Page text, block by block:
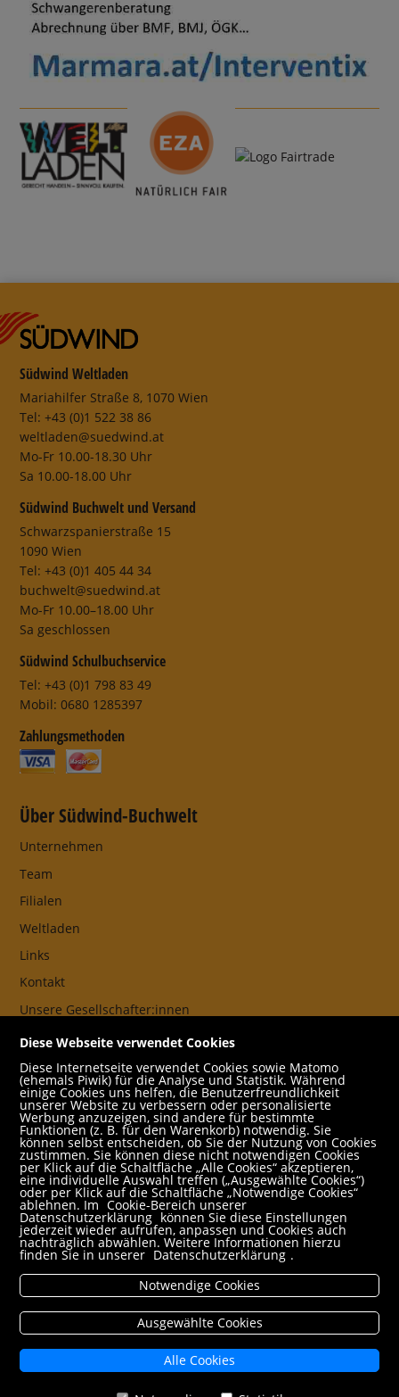
Südwind Weltladen
Mariahilfer Straße 8, 1070 Wien
Tel: +43 (0)1 522 38 86
weltladen@suedwind.at
Mo-Fr 10.00-18.30 Uhr
Sa 10.00-18.00 Uhr
Südwind Buchwelt und Versand
Schwarzspanierstraße 15
1090 Wien
Tel: +43 (0)1 405 44 34
buchwelt@suedwind.at
Mo-Fr 10.00–18.00 Uhr
Sa geschlossen
Südwind Schulbuchservice
Tel: +43 (0)1 798 83 49
Mobil: 0680 1285397
Zahlungsmethoden
Über Südwind-Buchwelt
Unternehmen
Team
Filialen
Weltladen
Links
Kontakt
Unsere Gesellschafter:innen
AGB
Impressum
Datenschutz- und Cookieerklärung
Freund:innen
Service
Jobs
Newsletter abonnieren
Schulbuchservice
Rund um den Einkauf
Versandbedingungen
Filialabholung
Erweiterte Suche
Mein Konto
Diese Webseite verwendet Cookies
Diese Internetseite verwendet Cookies sowie Matomo
(ehemals Piwik) für die Analyse und Statistik. Während
einige Cookies uns helfen, die Benutzerfreundlichkeit
unserer Website zu verbessern oder personalisierte
Werbung anzuzeigen, sind andere für bestimmte
Funktionen (z. B. für den Warenkorb) notwendig. Sie
können selbst entscheiden, ob Sie der Nutzung von Cookies
zustimmen. Sie können diese nicht notwendigen Cookies
per Klick auf die Schaltfläche „Alle Cookies“ akzeptieren,
eine individuelle Auswahl treffen („Ausgewählte Cookies“)
oder per Klick auf die Schaltfläche „Notwendige Cookies“
ablehnen. Im Cookie-Bereich unserer
Datenschutzerklärung können Sie diese Einstellungen
jederzeit wieder aufrufen, anpassen und Cookies auch
nachträglich abwählen. Weitere Informationen hierzu
finden Sie in unserer Datenschutzerklärung .
Notwendige Cookies
Ausgewählte Cookies
Alle Cookies